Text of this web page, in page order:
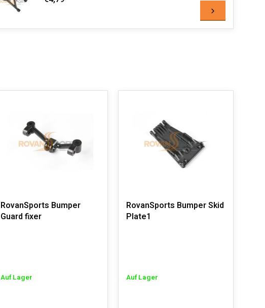
RovanSports Bumper
Guard fixer
Auf Lager
RovanSports Bumper Skid
Plate1
Auf Lager